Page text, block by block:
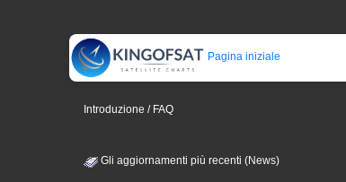
Pagina iniziale
Introduzione / FAQ
Gli aggiornamenti più recenti (News)